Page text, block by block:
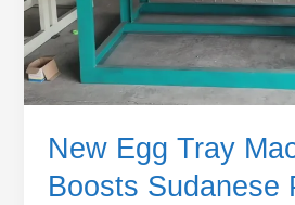
New Egg Tray
Boosts Sudanese